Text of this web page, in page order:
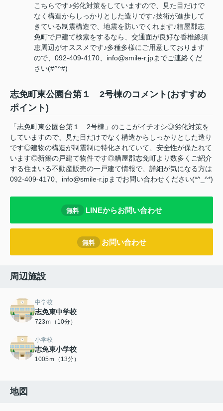
こちらです♪劣化対策をしていますので、見た目だけで
なく構造からしっかりとした造りです♪技術が進歩して
きている制震構造で、地震を防いでくれます♪糟屋郡志
免町で戸建て検索をするなら、交通面が良好な香椎線須
恵周辺がオススメです♪多種多様にご用意しております
ので、092-409-4170、info@smile-r.jpまでご連絡くだ
さい(#^^#)
志免町東公園台第１ 2号棟のコメント(おすすめ
ポイント)
「志免町東公園台第１ 2号棟」のここがイチオシ◎劣化対策を
していますので、見た目だけでなく構造からしっかりとした造り
です◎建物の構造が制震制に特化されていて、安全性が保たれて
います◎新築の戸建て物件です◎糟屋郡志免町より数多くご紹介
する住まいる不動産販売の一戸建て情報で、詳細が気になる方は
092-409-4170、info@smile-r.jpまでお問い合わせください(*^_^*)
無料 LINEからお問い合わせ
無料 お問い合わせ
周辺施設
中学校
志免東中学校
723ｍ（10分）
小学校
志免東小学校
1005ｍ（13分）
地図